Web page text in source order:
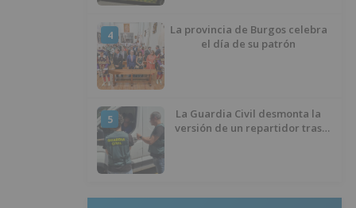
4
La provincia de Burgos celebra
el día de su patrón
5
La Guardia Civil desmonta la
versión de un repartidor tras